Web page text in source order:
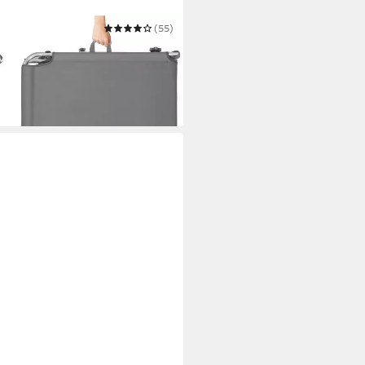
Rückenlehne mit
(55)